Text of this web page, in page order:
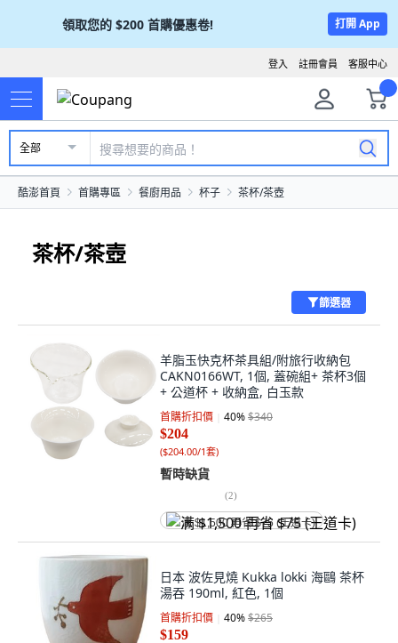
領取您的 $200 首購優惠卷! 打開 App
客服中心
註冊會員
登入
全部
酷澎首頁 首購專區 餐廚用品 杯子 茶杯/茶壺
茶杯/茶壺
篩選器
羊脂玉快克杯茶具組/附旅行收納包
CAKN0166WT, 1個, 蓋碗組+ 茶杯3個
+ 公道杯 + 收納盒, 白玉款
首購折扣價 40%$340
$204
($204.00/1套)
暫時缺貨
(2)
满 $1,500 再省 $75 (王道卡)
日本 波佐見燒 Kukka lokki 海鷗 茶杯
湯吞 190ml, 紅色, 1個
首購折扣價 40%$265
$159